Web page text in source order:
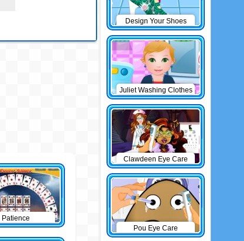
Patience
Design Your Shoes
Juliet Washing Clothes
Clawdeen Eye Care
Pou Eye Care